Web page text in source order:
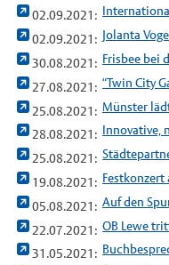
02.09.2021:
02.09.2021:
30.08.2021: Frisbee bei
27.08.2021: “Twin City
25.08.2021:
28.08.2021: Innovative,
25.08.2021:
19.08.2021:
05.08.2021: Auf den
22.07.2021:
31.05.2021: